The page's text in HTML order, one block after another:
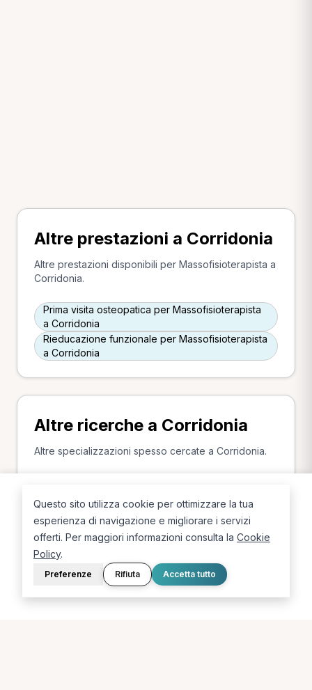
Altre prestazioni a Corridonia
Altre prestazioni disponibili per Massofisioterapista a
Corridonia.
Prima visita osteopatica per Massofisioterapista
a Corridonia
Rieducazione funzionale per Massofisioterapista
a Corridonia
Altre ricerche a Corridonia
Altre specializzazioni spesso cercate a Corridonia.
Questo sito utilizza cookie per ottimizzare la tua
esperienza di navigazione e migliorare i servizi
offerti. Per maggiori informazioni consulta la Cookie
Policy.
Preferenze Rifiuta Accetta tutto